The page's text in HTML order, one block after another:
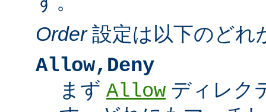
Order設定は以下のどれ
Allow,Deny
まず Allow ディレク